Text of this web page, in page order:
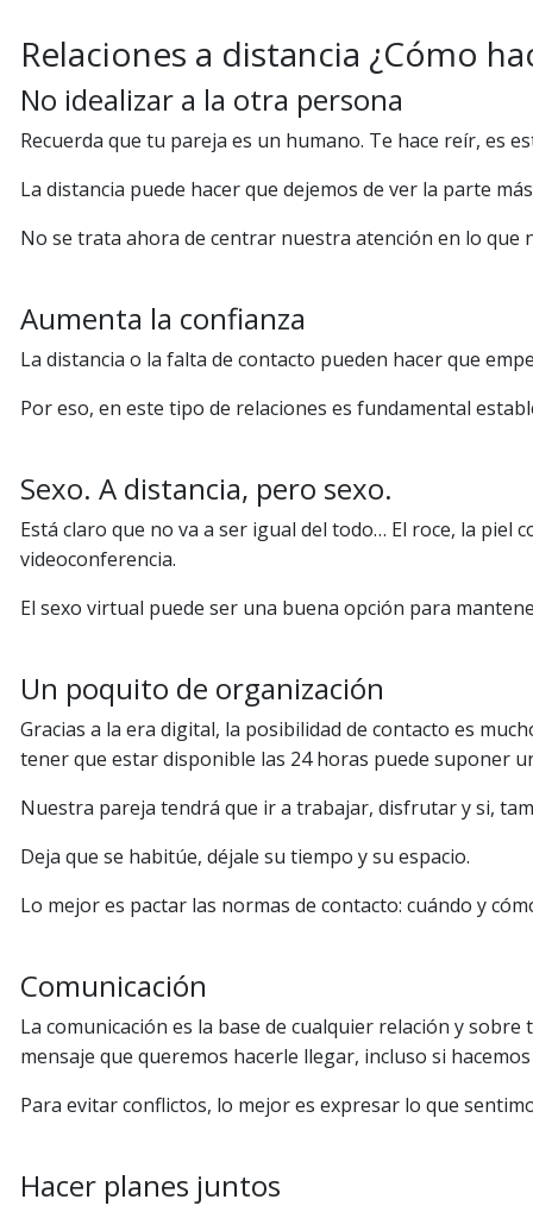
Relaciones a distancia ¿Cómo
No idealizar a la otra persona
Recuerda que tu pareja es un humano. Te hace reír, es
La distancia puede hacer que dejemos de ver la parte
No se trata ahora de centrar nuestra atención en lo que
Aumenta la confianza
La distancia o la falta de contacto pueden hacer que
Por eso, en este tipo de relaciones es fundamental
Sexo. A distancia, pero sexo.
Está claro que no va a ser igual del todo… El roce, la piel
videoconferencia.
El sexo virtual puede ser una buena opción para
Un poquito de organización
Gracias a la era digital, la posibilidad de contacto es
tener que estar disponible las 24 horas puede suponer
Nuestra pareja tendrá que ir a trabajar, disfrutar y si,
Deja que se habitúe, déjale su tiempo y su espacio.
Lo mejor es pactar las normas de contacto: cuándo y
Comunicación
La comunicación es la base de cualquier relación y
mensaje que queremos hacerle llegar, incluso si
Para evitar conflictos, lo mejor es expresar lo que
Hacer planes juntos